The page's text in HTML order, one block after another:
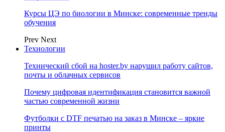
Курсы ЦЭ по биологии в Минске: современные тренды
обучения
Prev Next
Технологии
Технический сбой на hoster.by нарушил работу сайтов,
почты и облачных сервисов
Почему цифровая идентификация становится важной
частью современной жизни
Футболки с DTF печатью на заказ в Минске – яркие
принты